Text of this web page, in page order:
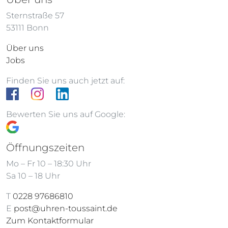
Sternstraße 57
53111 Bonn
Über uns
Jobs
Finden Sie uns auch jetzt auf:
Bewerten Sie uns auf Google:
Öffnungszeiten
Mo – Fr 10 – 18:30 Uhr
Sa 10 – 18 Uhr
T 0228 97686810
E post@uhren-toussaint.de
Zum Kontaktformular